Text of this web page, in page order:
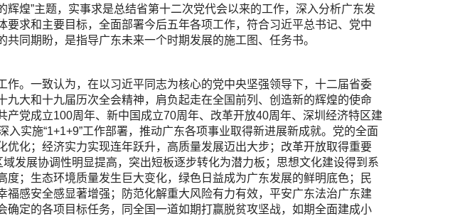
煌”主题，实事求是总结省第十二次党代会以来的工作，深入分析广东发
要求和主要目标，全面部署今后五年各项工作，符合习近平总书记、党中
同期盼，是指导广东未来一个时期发展的施工图、任务书。
作。一致认为，在以习近平同志为核心的党中央坚强领导下，十二届省委
九大和十九届历次全会精神，肩负起走在全国前列、创造新的辉煌的使命
产党成立100周年、新中国成立70周年、改革开放40周年、深圳经济特区建
实施“1+1+9”工作部署，推动广东各项事业取得新进展新成就。党的全面
优化；经济实力实现连年跃升，高质量发展迈出大步；改革开放取得重要
发展协调性明显提高，突出短板逐步转化为潜力板；思想文化建设得到系
度；生态环境质量发生巨大变化，绿色日益成为广东发展的鲜明底色；民
福感安全感显著增强；防范化解重大风险有力有效，平安广东法治广东建
确定的各项目标任务，同全国一道如期打赢脱贫攻坚战，如期全面建成小